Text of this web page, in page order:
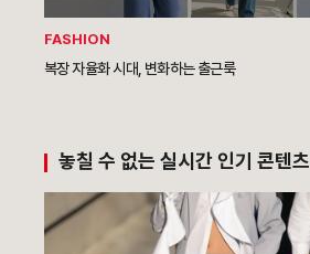
FASHION
복장 자율화 시대, 변화하는 출근룩
놓칠 수 없는 실시간 인기 콘텐츠